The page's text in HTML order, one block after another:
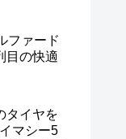
ファード
目の快適
タイヤを
マシー5